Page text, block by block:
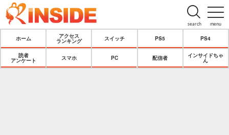
menu
search
ホーム
アクセス
ランキング
スイッチ PS5 PS4
読者
アンケート
スマホ PC 配信者
インサイドちゃ
ん